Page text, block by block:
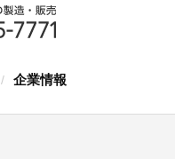
/ 企業情報